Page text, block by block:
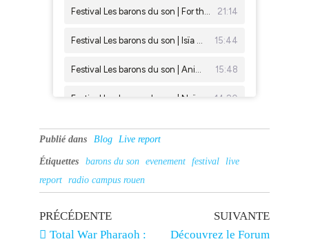
Publié dans Blog Live report
Étiquettes barons du son evenement festival
live
report
radio campus rouen
PRÉCÉDENTE
Total War Pharaoh :
SUIVANTE
Découvrez le Forum